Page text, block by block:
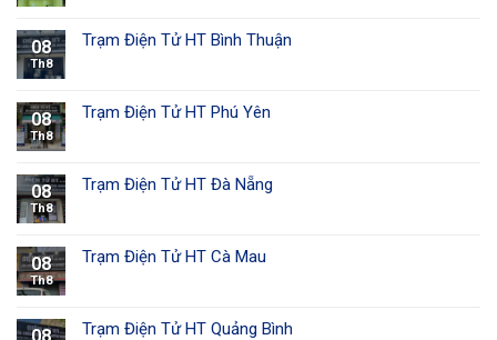
08
Th8
Trạm Điện Tử HT Bình Thuận
08
Th8
Trạm Điện Tử HT Phú Yên
08
Th8
Trạm Điện Tử HT Đà Nẵng
08
Th8
Trạm Điện Tử HT Cà Mau
Trạm Điện Tử HT Quảng Bình